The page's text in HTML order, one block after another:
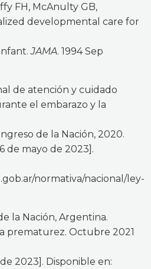
FH, McAnulty GB,
developmental care for
JAMA. 1994 Sep
de atención y cuidado
el embarazo y la
de la Nación, 2020.
de mayo de 2023].
normativa/nacional/ley-
la Nación, Argentina.
prematurez. Octubre 2021
2023]. Disponible en: